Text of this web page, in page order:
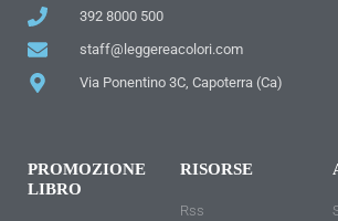
392 8000 500
staff@leggereacolori.com
Via Ponentino 3C, Capoterra (Ca)
PROMOZIONE
LIBRO
RISORSE
Rss